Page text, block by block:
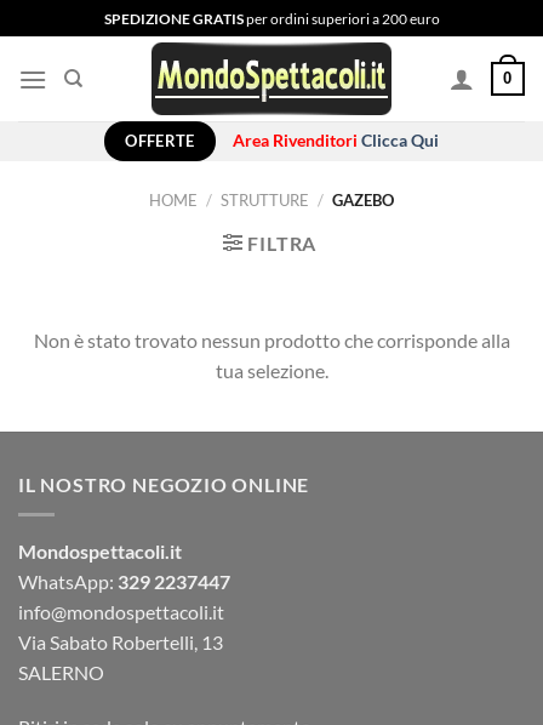
ai
contenuti
SPEDIZIONE GRATISper ordini superiori a 200 euro
0
OFFERTE Area Rivenditori Clicca Qui
HOME / STRUTTURE / GAZEBO
FILTRA
Non è stato trovato nessun prodotto che corrisponde alla
tua selezione.
IL NOSTRO NEGOZIO ONLINE
Mondospettacoli.it
WhatsApp: 329 2237447
info@mondospettacoli.it
Via Sabato Robertelli, 13
SALERNO